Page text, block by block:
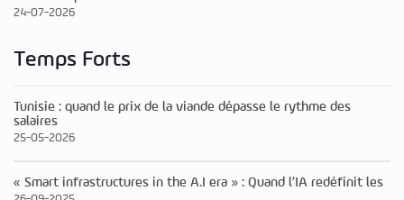
24-07-2026
Temps Forts
Tunisie : quand le prix de la viande dépasse le rythme des
salaires
25-05-2026
« Smart infrastructures in the A.I era » : Quand l’IA redéfinit les